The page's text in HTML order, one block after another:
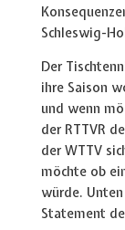
Schleswig-
Der
ihre Saison
und wenn
der RTTVR
der WTTV
möchte ob
würde.
Statement